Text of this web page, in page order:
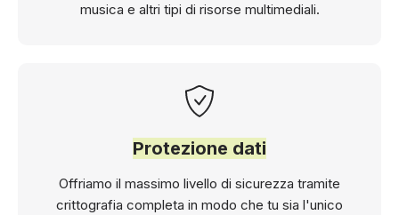
musica e altri tipi di risorse multimediali.
Protezione dati
Offriamo il massimo livello di sicurezza tramite
crittografia completa in modo che tu sia l'unico